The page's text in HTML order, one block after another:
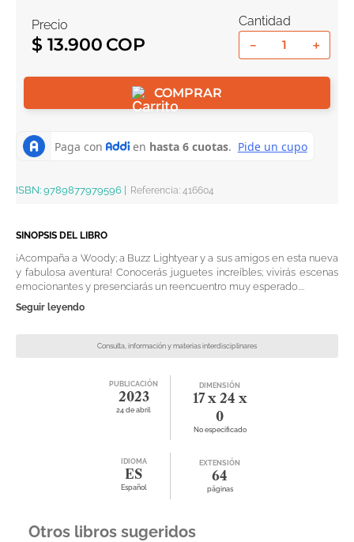
Precio
$ 13.900
Cantidad
＋
－
COMPRAR
ISBN: 9789877979596 Referencia: 416604
SINOPSIS DEL LIBRO
¡Acompaña a Woody; a Buzz Lightyear y a sus amigos en esta nueva
y fabulosa aventura! Conocerás juguetes increíbles; vivirás escenas
emocionantes y presenciarás un reencuentro muy esperado....
Seguir leyendo
Consulta, información y materias interdisciplinares
PUBLICACIÓN
2023
24 de abril
DIMENSIÓN
17 x 24 x
0
No especificado
IDIOMA
ES
Español
EXTENSIÓN
64
páginas
Otros libros sugeridos